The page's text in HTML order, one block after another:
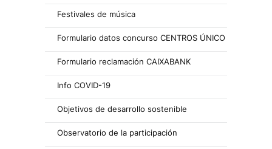
Festivales de música
Formulario datos concurso CENTROS ÚNICO
Formulario reclamación CAIXABANK
Info COVID-19
Objetivos de desarrollo sostenible
Observatorio de la participación